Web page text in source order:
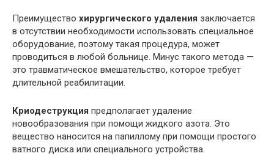
Преимущество хирургического удаления заключается
в отсутствии необходимости использовать специальное
оборудование, поэтому такая процедура, может
проводиться в любой больнице. Минус такого метода —
это травматическое вмешательство, которое требует
длительной реабилитации.
Криодеструкция предполагает удаление
новообразования при помощи жидкого азота. Это
вещество наносится на папиллому при помощи простого
ватного диска или специального устройства.